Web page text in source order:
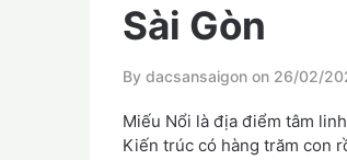
Sài Gòn
By dacsansaigon on 26/02/
Miếu Nổi là địa điểm tâm
Kiến trúc có hàng trăm con